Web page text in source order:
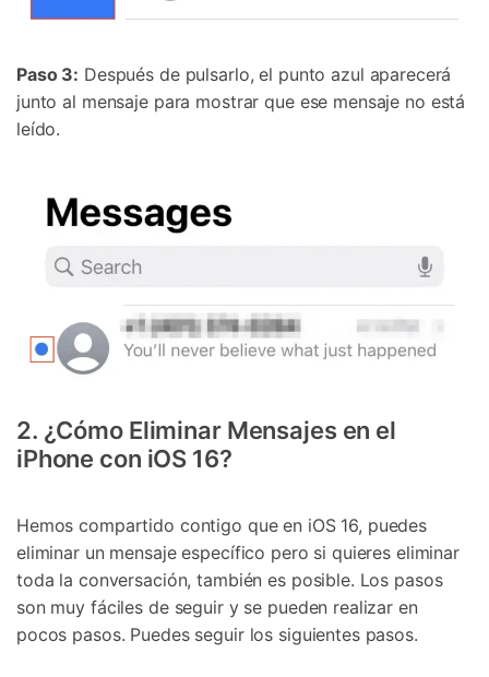
Paso 3: Después de pulsarlo, el punto azul aparecerá
junto al mensaje para mostrar que ese mensaje no está
leído.
2. ¿Cómo Eliminar Mensajes en el
iPhone con iOS 16?
Hemos compartido contigo que en iOS 16, puedes
eliminar un mensaje específico pero si quieres eliminar
toda la conversación, también es posible. Los pasos
son muy fáciles de seguir y se pueden realizar en
pocos pasos. Puedes seguir los siguientes pasos.